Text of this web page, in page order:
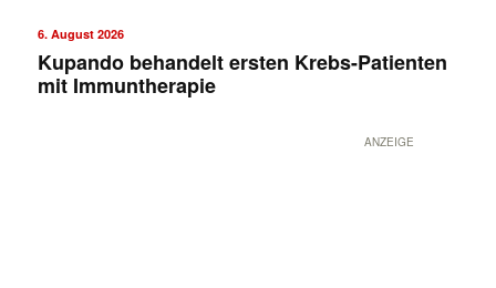
6. August 2026
Kupando behandelt ersten Krebs-Patienten
mit Immuntherapie
ANZEIGE